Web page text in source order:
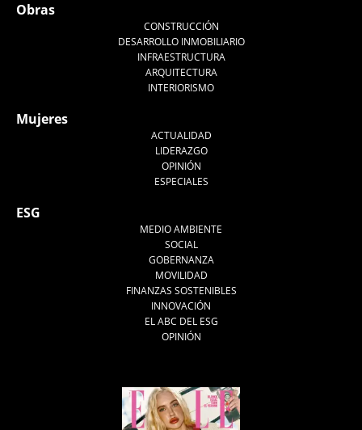
Obras
CONSTRUCCIÓN
DESARROLLO INMOBILIARIO
INFRAESTRUCTURA
ARQUITECTURA
INTERIORISMO
Mujeres
ACTUALIDAD
LIDERAZGO
OPINIÓN
ESPECIALES
ESG
MEDIO AMBIENTE
SOCIAL
GOBERNANZA
MOVILIDAD
FINANZAS SOSTENIBLES
INNOVACIÓN
EL ABC DEL ESG
OPINIÓN